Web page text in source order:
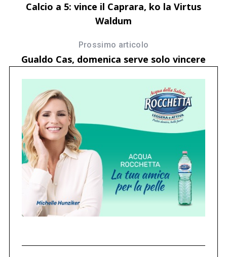
Calcio a 5: vince il Caprara, ko la Virtus
Waldum
Prossimo articolo
Gualdo Cas, domenica serve solo vincere